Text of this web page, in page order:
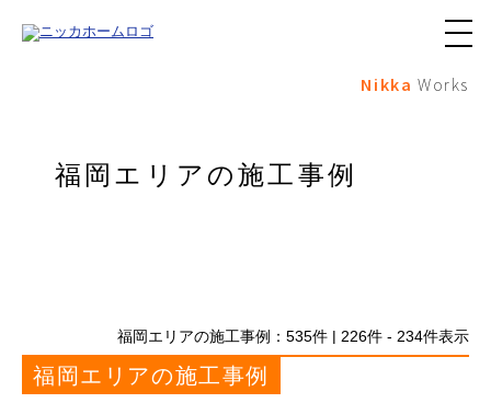
メ
ュ
Nikka Works
福岡エリアの施工事例
福岡エリアの施工事例： 535件 | 226件 - 234件表示
福岡エリアの施工事例